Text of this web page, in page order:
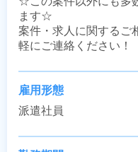
ます☆
案件・求人に関するご
軽にご連絡ください！
雇用形態
派遣社員